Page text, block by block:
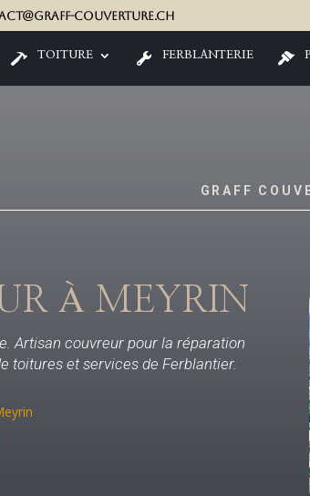
couverture.ch
TOITURE FERBLANTERIE
GRAFF
À MEYRIN
Artisan couvreur pour la réparation
toitures et services de Ferblantier.